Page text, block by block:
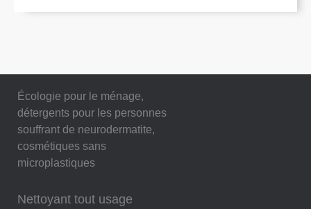
Écologie pour le ménage,
détergents pour les personnes
souffrant de neurodermatite,
cosmétiques sans
microplastiques
Nettoyant tout usage